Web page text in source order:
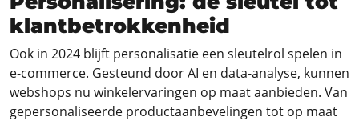
klantbetrokkenheid
Ook in 2024 blijft personalisatie een sleutelrol spelen in
e-commerce. Gesteund door AI en data-analyse, kunnen
webshops nu winkelervaringen op maat aanbieden. Van
gepersonaliseerde productaanbevelingen tot op maat